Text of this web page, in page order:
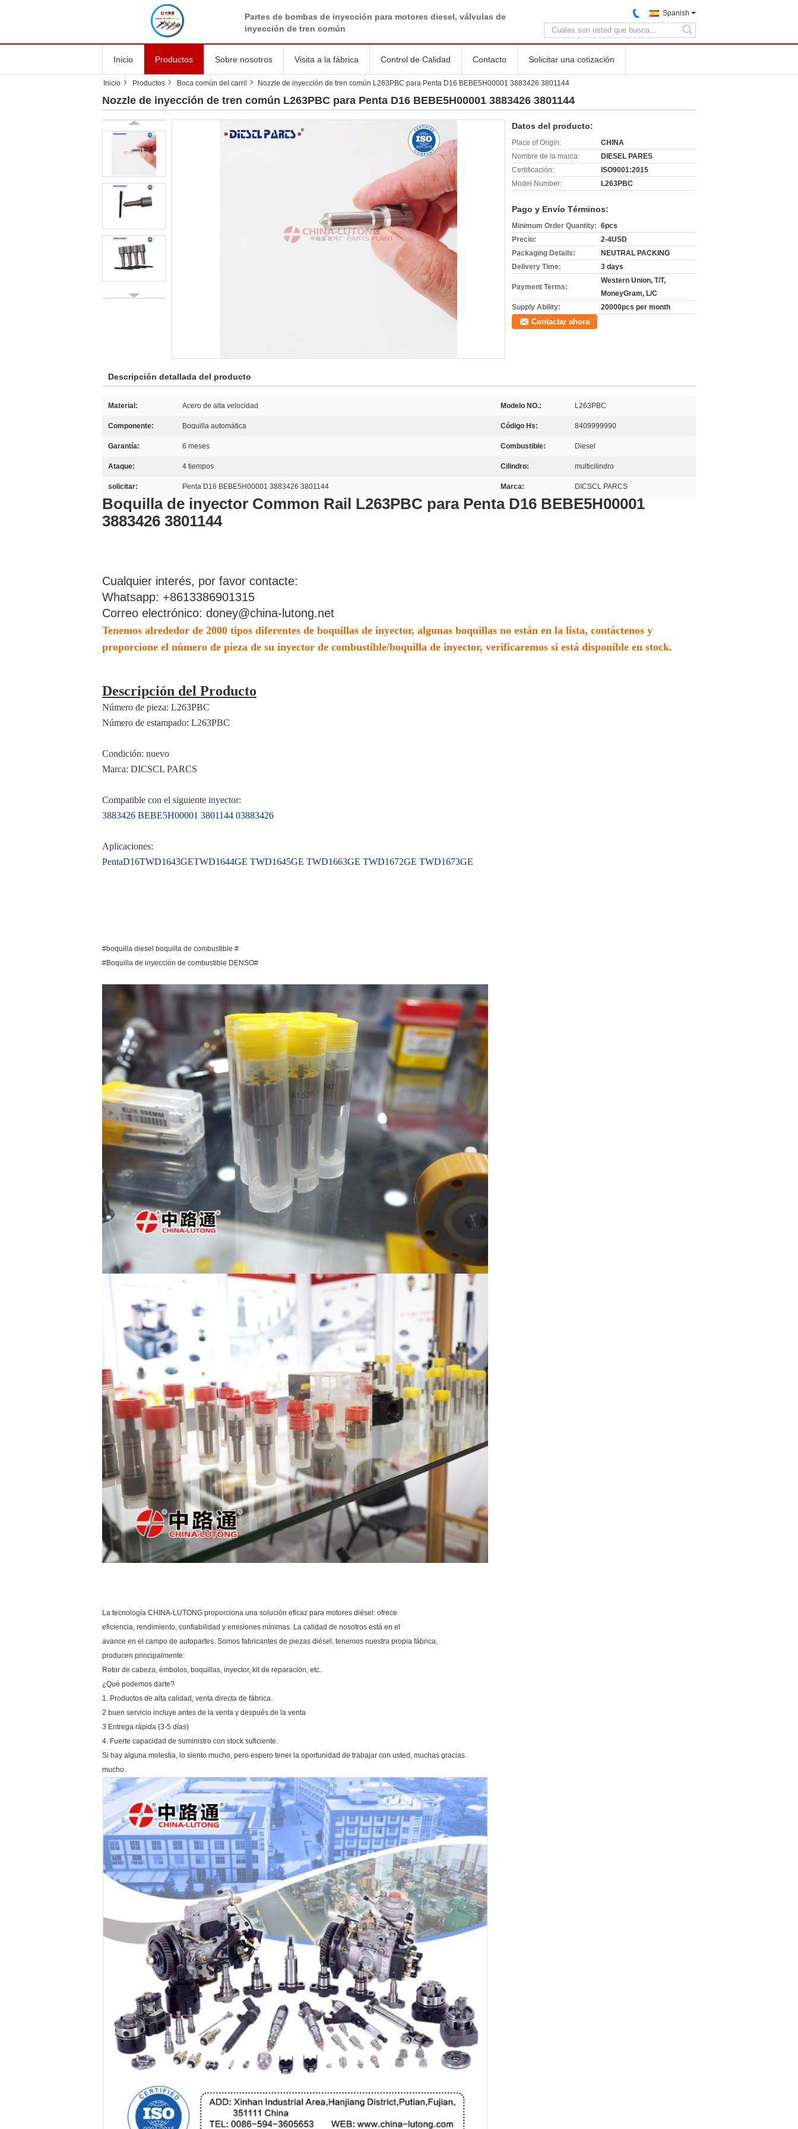
Partes de bombas de inyección para motores diesel, válvulas de
inyección de tren común
Spanish
search
Inicio Productos Sobre nosotros Visita a la fábrica Control de Calidad Contacto Solicitar una cotización
Inicio Productos Boca común del carril Nozzle de inyección de tren común L263PBC para Penta D16 BEBE5H00001 3883426 3801144
Nozzle de inyección de tren común L263PBC para Penta D16 BEBE5H00001 3883426 3801144
Datos del producto:
Place of Origin:
CHINA
Nombre de la marca:
DIESEL PARES
Certificación:
ISO9001:2015
Model Number:
L263PBC
Pago y Envío Términos:
Minimum Order Quantity: 6pcs
Precio:
2-4USD
Packaging Details:
NEUTRAL PACKING
Delivery Time:
3 days
Payment Terms:
Western Union, T/T,
MoneyGram, L/C
Supply Ability:
20000pcs per month
Contactar ahora
Descripción detallada del producto
Material: Acero de alta velocidad Modelo NO.: L263PBC
Componente: Boquilla automática Código Hs: 8409999990
Garantía: 6 meses Combustible: Diesel
Ataque: 4 tiempos Cilindro: multicilindro
solicitar: Penta D16 BEBE5H00001 3883426 3801144 Marca: DICSCL PARCS
Boquilla de inyector Common Rail L263PBC para Penta D16 BEBE5H00001
3883426 3801144
Cualquier interés, por favor contacte:
Whatsapp: +8613386901315
Correo electrónico: doney@china-lutong.net
Tenemos alrededor de 2000 tipos diferentes de boquillas de inyector, algunas boquillas no están en la lista, contáctenos y
proporcione el número de pieza de su inyector de combustible/boquilla de inyector, verificaremos si está disponible en stock.
Descripción del Producto
Número de pieza: L263PBC
Número de estampado: L263PBC
Condición: nuevo
Marca: DICSCL PARCS
Compatible con el siguiente inyector:
3883426 BEBE5H00001 3801144 03883426
Aplicaciones:
PentaD16TWD1643GETWD1644GE TWD1645GE TWD1663GE TWD1672GE TWD1673GE
#boquilla diesel boquilla de combustible #
#Boquilla de inyección de combustible DENSO#
La tecnología CHINA-LUTONG proporciona una solución eficaz para motores diésel: ofrece
eficiencia, rendimiento, confiabilidad y emisiones mínimas. La calidad de nosotros está en el
avance en el campo de autopartes. Somos fabricantes de piezas diésel, tenemos nuestra propia fábrica,
producen principalmente:
Rotor de cabeza, émbolos, boquillas, inyector, kit de reparación, etc.
¿Qué podemos darte?
1. Productos de alta calidad, venta directa de fábrica.
2 buen servicio incluye antes de la venta y después de la venta
3 Entrega rápida (3-5 días)
4. Fuerte capacidad de suministro con stock suficiente.
Si hay alguna molestia, lo siento mucho, pero espero tener la oportunidad de trabajar con usted, muchas gracias.
mucho.